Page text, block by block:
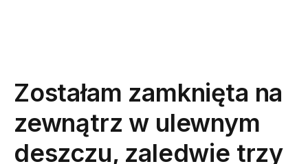
Zostałam zamknięta na
zewnątrz w ulewnym
deszczu, zaledwie trzy